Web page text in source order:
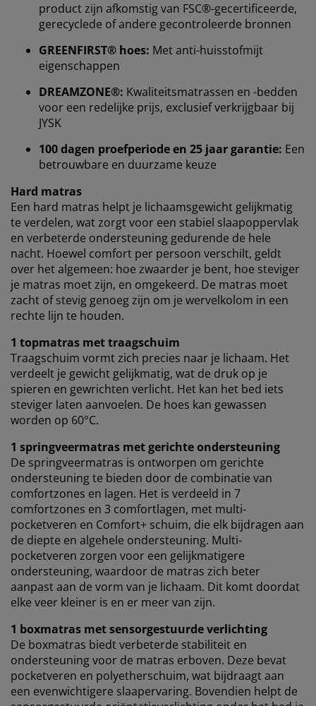
product zijn afkomstig van FSC®-gecertificeerde,
gerecyclede of andere gecontroleerde bronnen
GREENFIRST® hoes: Met anti-huisstofmijt
eigenschappen
DREAMZONE®: Kwaliteitsmatrassen en -bedden
voor een redelijke prijs, exclusief verkrijgbaar bij
JYSK
100 dagen proefperiode en 25 jaar garantie: Een
betrouwbare en duurzame keuze
Hard matras
Een hard matras helpt je ​​lichaamsgewicht gelijkmatig
te verdelen, wat zorgt voor een stabiel slaapoppervlak
en verbeterde ondersteuning gedurende de hele
nacht. Hoewel comfort per persoon verschilt, geldt
over het algemeen: hoe zwaarder je bent, hoe steviger
je matras moet zijn, en omgekeerd. De matras moet
zacht of stevig genoeg zijn om je wervelkolom in een
rechte lijn te houden.
1 topmatras met traagschuim
Traagschuim vormt zich precies naar je lichaam. Het
verdeelt je gewicht gelijkmatig, wat de druk op je
spieren en gewrichten verlicht. Het kan het bed iets
steviger laten aanvoelen. De hoes kan gewassen
worden op 60°C.
1 springveermatras met gerichte ondersteuning
De springveermatras is ontworpen om gerichte
ondersteuning te bieden door de combinatie van
comfortzones en lagen. Het is verdeeld in 7
comfortzones en 3 comfortlagen, met multi-
pocketveren en Comfort+ schuim, die elk bijdragen aan
de diepte en algehele ondersteuning. Multi-
pocketveren zorgen voor een gelijkmatigere
ondersteuning, waardoor de matras zich beter
aanpast aan de vorm van je lichaam. Dit komt doordat
elke veer kleiner is en er meer van zijn.
1 boxmatras met sensorgestuurde verlichting
De boxmatras biedt verbeterde stabiliteit en
ondersteuning voor de matras erboven. Deze bevat
pocketveren en polyetherschuim, wat bijdraagt ​​aan
een evenwichtigere slaapervaring. Bovendien helpt de
Bij JYSK gebruiken we cookies en mobiele
identificatoren om je een goede ervaring te bieden
tijdens het bezoeken van onze website. Cookies
verzamelen informatie over jou om functionaliteit,
statistieken en relevante marketing te waarborgen.
Wanneer je marketingcookies accepteert, delen we je
Google, Meta en Tiktok) voor gepersonaliseerde en
vaste advertenties. Je kunt meer lezen over de
moment intrekken door op het cookie-icoontje te
klikken. Door op ''Alles accepteren'' te klikken, ga je
akkoord met alle drie de doeleinden. Lees meer over
onzeverzameling en verwerking van
persoonsgegevensen onscookiebeleid